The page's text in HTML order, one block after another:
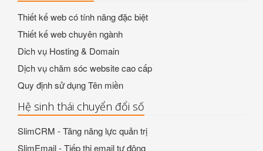
Thiết kế web có tính năng đặc biệt
Thiết kế web chuyên ngành
Dich vụ Hosting & Domain
Dịch vụ chăm sóc website cao cấp
Quy định sử dụng Tên miền
Hệ sinh thái chuyển đổi số
SlimCRM - Tăng năng lực quản trị
SlimEmail - Tiếp thị email tự động